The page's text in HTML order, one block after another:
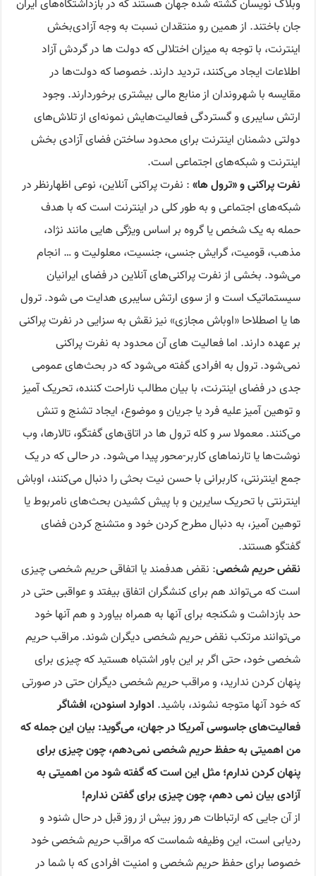
وبلاگ نویسان کشته شده جهان هستند که در بازداشتگاه‌های ایران
جان باختند. از همین رو منتقدان نسبت به وجه آزادی‌بخش
اینترنت، با توجه به میزان اختلالی که دولت ها در گردش آزاد
اطلاعات ایجاد می‌کنند، تردید دارند. خصوصا که دولت‌ها در
مقایسه با شهروندان از منابع مالی بیشتری برخوردارند. وجود
ارتش سایبری و گستردگی فعالیت‌هایش نمونه‌ای از تلاش‌های
دولتی دشمنان اینترنت برای محدود ساختن فضای آزادی بخش
اینترنت و شبکه‌های اجتماعی است.
نفرت پراکنی و «ترول ها» : نفرت پراکنی آنلاین، نوعی اظهارنظر در
شبکه‌های اجتماعی و به طور کلی در اینترنت است که با هدف
حمله به یک شخص یا گروه بر اساس ویژگی هایی مانند نژاد،
مذهب، قومیت، گرایش جنسی، جنسیت، معلولیت و … انجام
می‌شود. بخشی از نفرت پراکنی‌های آنلاین در فضای ایرانیان
سیستماتیک است و از سوی ارتش سایبری هدایت می شود. ترول
ها یا اصطلاحا «اوباش مجازی» نیز نقش به سزایی در نفرت پراکنی
بر عهده دارند. اما فعالیت های آن محدود به نفرت پراکنی
نمی‌شود. ترول به افرادی گفته می‌شود که در بحث‌های عمومی
جدی در فضای اینترنت، با بیان مطالب ناراحت کننده، تحریک آمیز
و توهین آمیز علیه فرد یا جریان و موضوع، ایجاد تشنج و تنش
می‌کنند. معمولا سر و کله ترول ها در اتاق‌های گفتگو، تالارها، وب
نوشت‌ها یا تارنماهای کاربر-محور پیدا می‌شود. در حالی که در یک
جمع اینترنتی، کاربرانی با حسن نیت بحثی را دنبال می‌کنند، اوباش
اینترنتی با تحریک سایرین و با پیش کشیدن بحث‌های نامربوط یا
توهین آمیز، به دنبال مطرح کردن خود و متشنج کردن فضای
گفتگو هستند.
نقض حریم شخصی: نقض هدفمند یا اتفاقی حریم شخصی چیزی
است که می‌تواند هم برای کنشگران اتفاق بیفتد و عواقبی حتی در
حد بازداشت و شکنجه برای آنها به همراه بیاورد و هم آنها خود
می‌توانند مرتکب نقض حریم شخصی دیگران شوند. مراقب حریم
شخصی خود، حتی اگر بر این باور اشتباه هستید که چیزی برای
پنهان کردن ندارید، و مراقب حریم شخصی دیگران حتی در صورتی
که خود آنها متوجه نشوند، باشید. ادوارد اسنودن، افشاگر
فعالیت‌های جاسوسی آمریکا در جهان، می‌گوید: بیان این جمله که
من اهمیتی به حفظ حریم شخصی نمی‌دهم، چون چیزی برای
پنهان کردن ندارم؛ مثل این است که گفته شود من اهمیتی به
آزادی بیان نمی دهم، چون چیزی برای گفتن ندارم!
از آن جایی که ارتباطات هر روز بیش از روز قبل در حال شنود و
ردیابی است، این وظیفه شماست که مراقب حریم شخصی خود
خصوصا برای حفظ حریم شخصی و امنیت افرادی که با شما در